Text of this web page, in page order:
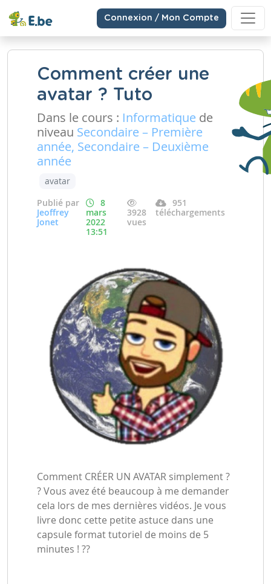
Connexion / Mon Compte
Comment créer une
avatar ? Tuto
Dans le cours : Informatique de
niveau Secondaire – Première
année, Secondaire – Deuxième
année
avatar
Publié par
Jeoffrey
Jonet
8
mars
2022
13:51
3928
vues
951
téléchargements
Comment CRÉER UN AVATAR simplement ?
? Vous avez été beaucoup à me demander
cela lors de mes dernières vidéos. Je vous
livre donc cette petite astuce dans une
capsule format tutoriel de moins de 5
minutes ! ??